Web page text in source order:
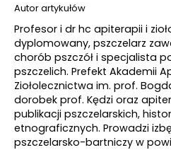
Autor artykułów
Profesor i dr hc apiterapii i
dyplomowany, pszczelarz
chorób pszczół i specjalista
pszczelich. Prefekt Akademii
Ziołolecznictwa im. prof.
dorobek prof. Kędzi oraz
publikacji pszczelarskich,
etnograficznych. Prowadzi
pszczelarsko-bartniczy w